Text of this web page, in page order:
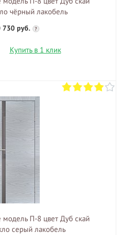
чёрный лакобель
730 руб. ?
Купить в 1 клик
модель П-8 цвет Дуб скай
серый лакобель